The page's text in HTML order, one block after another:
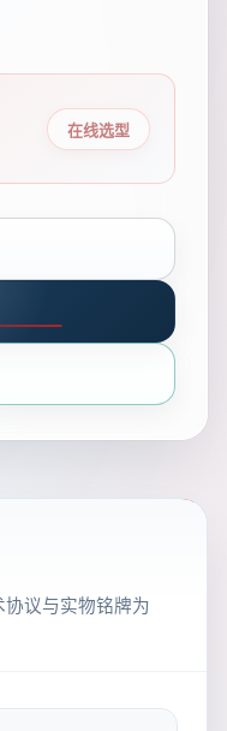
在线选型
议与实物铭牌为